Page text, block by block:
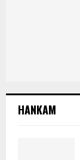
HANKAM